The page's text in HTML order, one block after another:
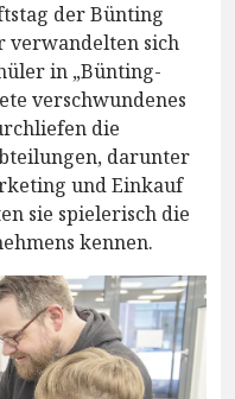
der Bünting
verwandelten sich
in „Bünting-
verschwundenes
die
darunter
und Einkauf
sie spielerisch die
kennen.